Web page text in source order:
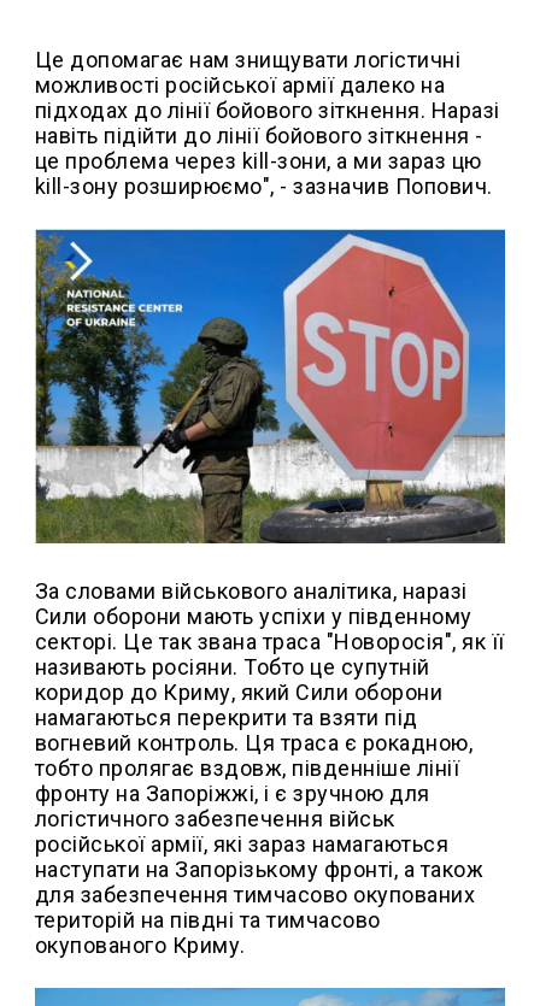
Це допомагає нам знищувати логістичні
можливості російської армії далеко на
підходах до лінії бойового зіткнення. Наразі
навіть підійти до лінії бойового зіткнення -
це проблема через kill-зони, а ми зараз цю
kill-зону розширюємо", - зазначив Попович.
За словами військового аналітика, наразі
Сили оборони мають успіхи у південному
секторі. Це так звана траса "Новоросія", як її
називають росіяни. Тобто це супутній
коридор до Криму, який Сили оборони
намагаються перекрити та взяти під
вогневий контроль. Ця траса є рокадною,
тобто пролягає вздовж, південніше лінії
фронту на Запоріжжі, і є зручною для
логістичного забезпечення військ
російської армії, які зараз намагаються
наступати на Запорізькому фронті, а також
для забезпечення тимчасово окупованих
територій на півдні та тимчасово
окупованого Криму.